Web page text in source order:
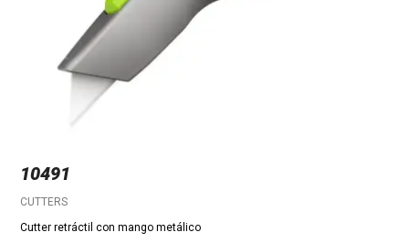
10491
CUTTERS
Cutter retráctil con mango metálico